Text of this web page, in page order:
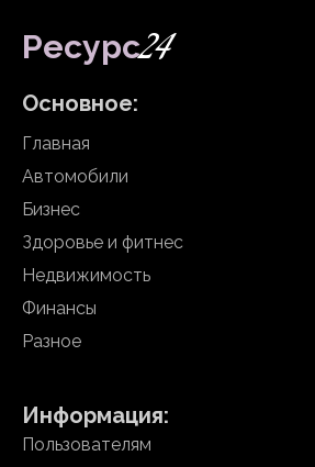
Ресурс24
Основное:
Главная
Автомобили
Бизнес
Здоровье и фитнес
Недвижимость
Финансы
Разное
Информация:
Пользователям